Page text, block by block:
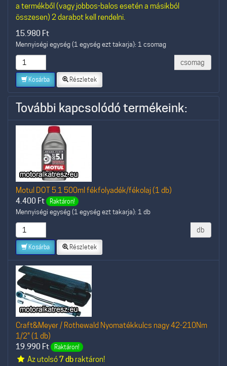
a termékből (vagy jobbos-balos esetén a másikból
összesen) 2 darabot kell rendelni.
15.980 Ft
Mennyiségi egység (1 egység ezt takarja): 1 csomag
csomag
Kosárba Részletek
További kapcsolódó termékeink:
Motul DOT 5.1 500ml fékfolyadék/fékolaj (1 db)
4.400 Ft Raktáron!
Mennyiségi egység (1 egység ezt takarja): 1 db
db
Kosárba Részletek
Craft&Meyer / Rothewald Nyomatékkulcs nagy 42-210Nm
1/2" (1 db)
19.990 Ft Raktáron!
Az utolsó7 dbraktáron!